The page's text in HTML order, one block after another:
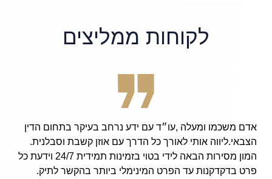
לקוחות ממליצים
אדם משכמו ומעלה ,עו״ד עם ידע נרחב בעיקר בתחום הדין
הצבאי.ליווה אותי לאורך כל הדרך עם אוזן קשבת וסבלנית.
המון מסירות הבאה לידי בטוי בזמינות תמידית 24/7 וידעת כל
פרט בדקדקנות עד הפרט המינימלי ביותר בהקשר לתיק.